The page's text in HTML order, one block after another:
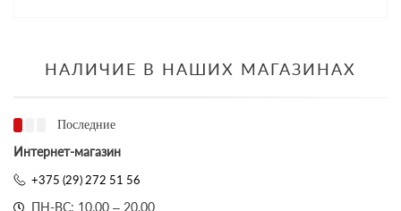
НАЛИЧИЕ В НАШИХ МАГАЗИНАХ
Последние
Интернет-магазин
+375 (29) 272 51 56
ПН-ВС: 10.00 – 20.00